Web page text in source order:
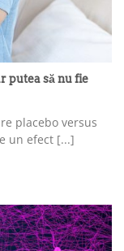
putea să nu fie
placebo versus
un efect [...]